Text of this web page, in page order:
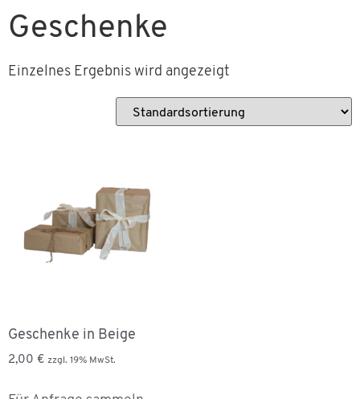
Geschenke
Einzelnes Ergebnis wird angezeigt
Geschenke in Beige
2,00 € zzgl. 19% MwSt.